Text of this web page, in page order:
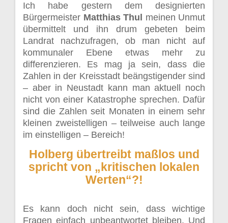
Ich habe gestern dem designierten
Bürgermeister Matthias Thul
meinen Unmut
übermittelt und ihn drum gebeten beim
Landrat nachzufragen, ob man nicht auf
kommunaler Ebene etwas mehr zu
differenzieren. Es mag ja sein, dass die
Zahlen in der Kreisstadt beängstigender sind
– aber in Neustadt kann man aktuell noch
nicht von einer Katastrophe sprechen. Dafür
sind die Zahlen seit Monaten in einem sehr
kleinen zweistelligen – teilweise auch lange
im einstelligen – Bereich!
Holberg übertreibt maßlos und
spricht von „kritischen lokalen
Werten“?!
Es kann doch nicht sein, dass wichtige
Fragen einfach unbeantwortet bleiben. Und